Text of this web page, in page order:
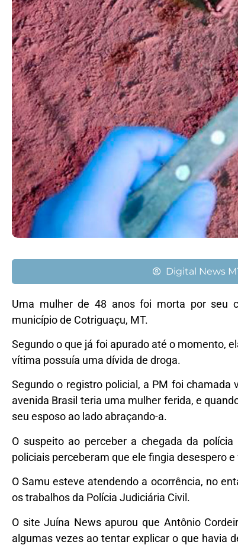
Digital News
Uma mulher de 48 anos foi morta por seu
município de Cotriguaçu, MT.
Segundo o que já foi apurado até o momento,
vítima possuía uma dívida de droga.
Segundo o registro policial, a PM foi
avenida Brasil teria uma mulher ferida, e
seu esposo ao lado abraçando-a.
O suspeito ao perceber a chegada da
policiais perceberam que ele fingia desespero
O Samu esteve atendendo a ocorrência, no
os trabalhos da Polícia Judiciária Civil.
O site Juína News apurou que Antônio
algumas vezes ao tentar explicar o que havia